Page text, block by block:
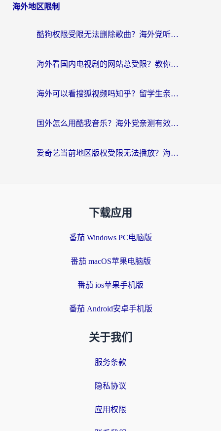
海外地区限制
酷狗权限受限无法删除歌曲？海外党听国内音乐的终极解决方案来了
海外看国内电视剧的网站总受限？教你选对回国加速器，轻松追热剧
海外可以看搜狐视频吗知乎？留学生亲测有效的回国加速器选择指南
国外怎么用酷我音乐？海外党亲测有效的回国加速方案，附千千音乐中文歌收听指南
爱奇艺当前地区版权受限无法播放？海外党追剧看电影的终极解决方案来了
下载应用
番茄 Windows PC电脑版
番茄 macOS苹果电脑版
番茄 ios苹果手机版
番茄 Android安卓手机版
关于我们
服务条款
隐私协议
应用权限